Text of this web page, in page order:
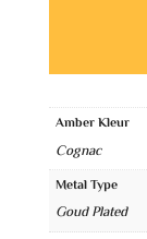
aantal
e
Amber Kleur
Cognac
Metal Type
Goud Plated